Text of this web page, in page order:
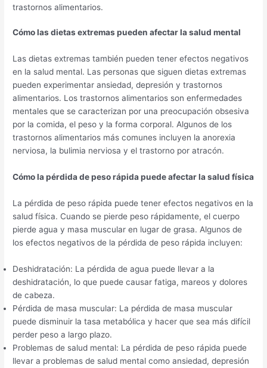
trastornos alimentarios.
Cómo las dietas extremas pueden afectar la salud mental
Las dietas extremas también pueden tener efectos negativos
en la salud mental. Las personas que siguen dietas extremas
pueden experimentar ansiedad, depresión y trastornos
alimentarios. Los trastornos alimentarios son enfermedades
mentales que se caracterizan por una preocupación obsesiva
por la comida, el peso y la forma corporal. Algunos de los
trastornos alimentarios más comunes incluyen la anorexia
nerviosa, la bulimia nerviosa y el trastorno por atracón.
Cómo la pérdida de peso rápida puede afectar la salud física
La pérdida de peso rápida puede tener efectos negativos en la
salud física. Cuando se pierde peso rápidamente, el cuerpo
pierde agua y masa muscular en lugar de grasa. Algunos de
los efectos negativos de la pérdida de peso rápida incluyen:
Deshidratación: La pérdida de agua puede llevar a la
deshidratación, lo que puede causar fatiga, mareos y dolores
de cabeza.
Pérdida de masa muscular: La pérdida de masa muscular
puede disminuir la tasa metabólica y hacer que sea más difícil
perder peso a largo plazo.
Problemas de salud mental: La pérdida de peso rápida puede
llevar a problemas de salud mental como ansiedad, depresión